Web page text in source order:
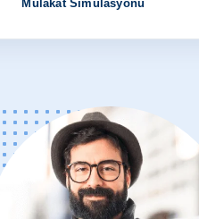
Mülakat Simülasyonu